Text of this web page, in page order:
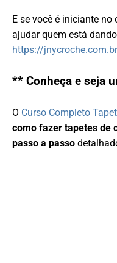
E se você é iniciante
ajudar quem está
https://
** Conheça e seja
O Curso Completo
como fazer tapetes de
passo a passo